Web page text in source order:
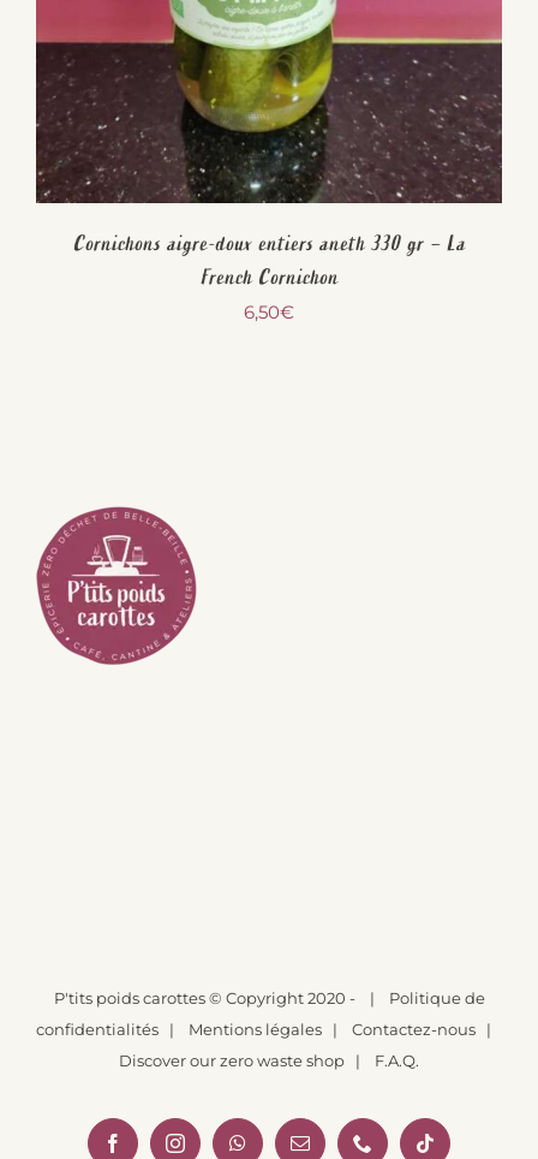
Cornichons aigre-doux entiers aneth 330 gr – La
French Cornichon
6,50€
P'tits poids carottes© Copyright 2020 - | Politique de
confidentialités | Mentions légales | Contactez-nous |
Discover our zero waste shop | F.A.Q.
FacebookInstagramWhatsAppEmail TéléphoneTiktok